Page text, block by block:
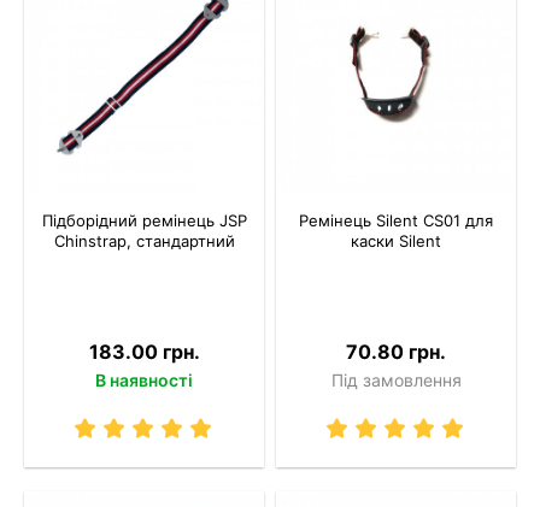
Підборідний ремінець JSP
Chinstrap, стандартний
183.00 грн.
В наявності
Ремінець Silent CS01 для
каски Silent
70.80 грн.
Під замовлення